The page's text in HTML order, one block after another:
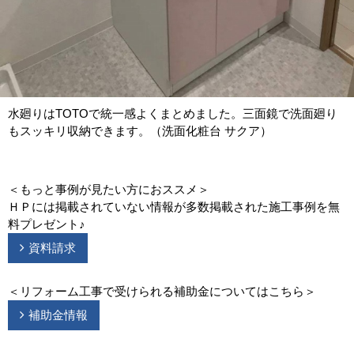
水廻りはTOTOで統一感よくまとめました。三面鏡で洗面廻り
もスッキリ収納できます。（洗面化粧台 サクア）
＜もっと事例が見たい方におススメ＞
ＨＰには掲載されていない情報が多数掲載された施工事例を無
料プレゼント♪
資料請求
＜リフォーム工事で受けられる補助金についてはこちら＞
補助金情報